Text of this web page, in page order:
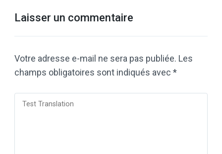
Laisser un commentaire
Votre adresse e-mail ne sera pas publiée. Les
champs obligatoires sont indiqués avec *